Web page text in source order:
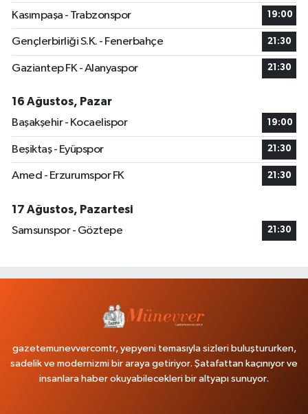
Kasımpaşa - Trabzonspor 19:00
Gençlerbirliği S.K. - Fenerbahçe 21:30
Gaziantep FK - Alanyaspor 21:30
16 Ağustos, Pazar
Başakşehir - Kocaelispor
19:00
Beşiktaş - Eyüpspor 21:30
Amed - Erzurumspor FK 21:30
17 Ağustos, Pazartesi
Samsunspor - Göztepe
21:30
gazetemunevvercomtr, yepyeni temasıyla sizleri buluştururken,
sadelik ve modernizmi bir araya getiriyor. Şatafattan kaçınıyor ve
insanlara haber okuyabilecekleri bir altyapı sunuyor.